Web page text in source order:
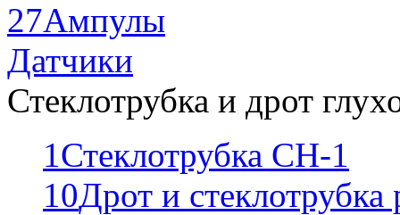
27Ампулы
Датчики
Стеклотрубка и дрот
1Стеклотрубка СН-1
10Дрот и